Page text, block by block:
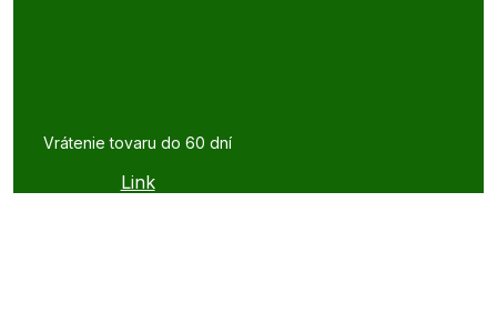
Vrátenie tovaru do 60 dní
Link